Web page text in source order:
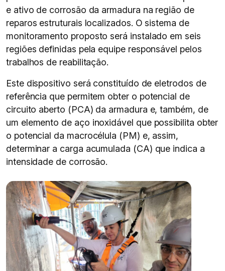
e ativo de corrosão da armadura na região de
reparos estruturais localizados. O sistema de
monitoramento proposto será instalado em seis
regiões definidas pela equipe responsável pelos
trabalhos de reabilitação.
Este dispositivo será constituído de eletrodos de
referência que permitem obter o potencial de
circuito aberto (PCA) da armadura e, também, de
um elemento de aço inoxidável que possibilita obter
o potencial da macrocélula (PM) e, assim,
determinar a carga acumulada (CA) que indica a
intensidade de corrosão.